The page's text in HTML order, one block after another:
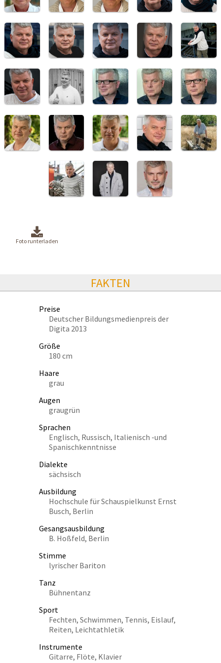
Foto runterladen
FAKTEN
Preise
Deutscher Bildungsmedienpreis der
Digita 2013
Größe
180 cm
Haare
grau
Augen
graugrün
Sprachen
Englisch, Russisch, Italienisch -und
Spanischkenntnisse
Dialekte
sächsisch
Ausbildung
Hochschule für Schauspielkunst Ernst
Busch, Berlin
Gesangsausbildung
B. Hoßfeld, Berlin
Stimme
lyrischer Bariton
Tanz
Bühnentanz
Sport
Fechten, Schwimmen, Tennis, Eislauf,
Reiten, Leichtathletik
Instrumente
Gitarre, Flöte, Klavier